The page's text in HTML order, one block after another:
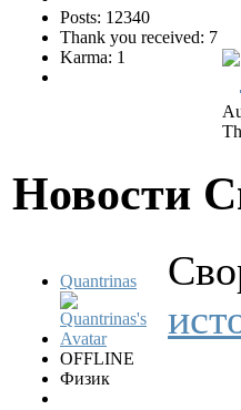
Posts: 12340
Thank you received: 7
Karma: 1
Новости
Quantrinas
OFFLINE
Физик